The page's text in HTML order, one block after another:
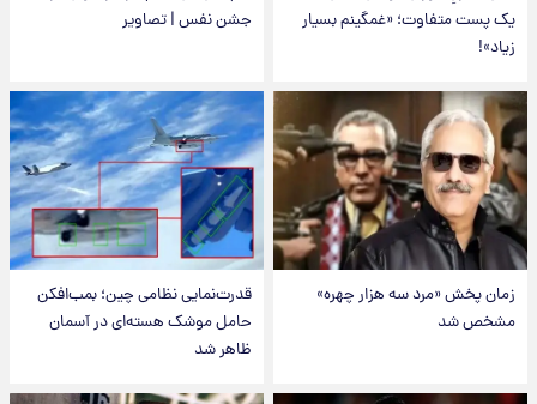
یک پست متفاوت؛ «غمگینم بسیار
زیاد»!
جشن نفس | تصاویر
زمان پخش «مرد سه هزار چهره»
مشخص شد
قدرت‌نمایی نظامی چین؛ بمب‌افکن
حامل موشک هسته‌ای در آسمان
ظاهر شد